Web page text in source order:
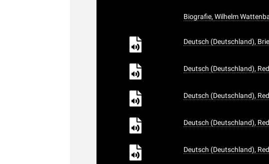
Biografie, Wilhelm
Deutsch (Deutschland),
Deutsch (Deutschland),
Deutsch (Deutschland),
Deutsch (Deutschland),
Deutsch (Deutschland),